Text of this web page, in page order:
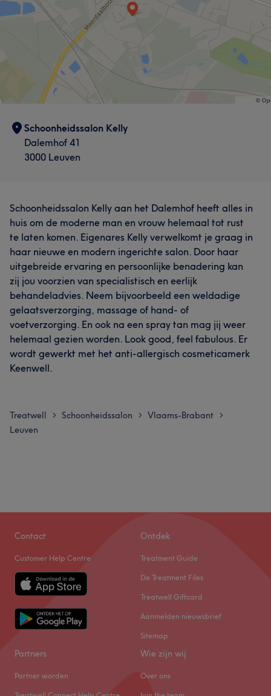
Schoonheidssalon Kelly
Dalemhof 41
3000 Leuven
Schoonheidssalon Kelly aan het Dalemhof heeft alles in
huis om de moderne man en vrouw helemaal tot rust
te laten komen. Eigenares Kelly verwelkomt je graag in
haar nieuwe en modern ingerichte salon. Door haar
uitgebreide ervaring en persoonlijke benadering kan
zij jou voorzien van specialistisch en eerlijk
behandeladvies. Neem bijvoorbeeld een weldadige
gelaatsverzorging, massage of hand- of
voetverzorging. En ook na een spray tan mag jij weer
helemaal gezien worden. Look good, feel fabulous. Er
wordt gewerkt met het anti-allergisch cosmeticamerk
Keenwell.
Treatwell > Schoonheidssalon > Vlaams-Brabant >
Leuven
Contact
Customer Help Centre
Ontdek
Treatment Guide
De Treatment Files
Treatwell Giftcard
Aanmelden nieuwsbrief
Sitemap
Partners
Partner worden
Wie zijn wij
Over ons